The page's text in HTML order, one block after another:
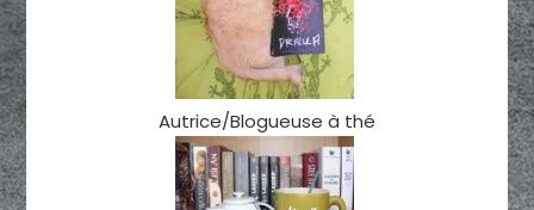
Autrice/Blogueuse à thé